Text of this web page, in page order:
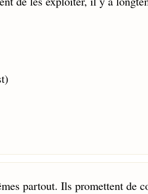
partout. Ils promettent de